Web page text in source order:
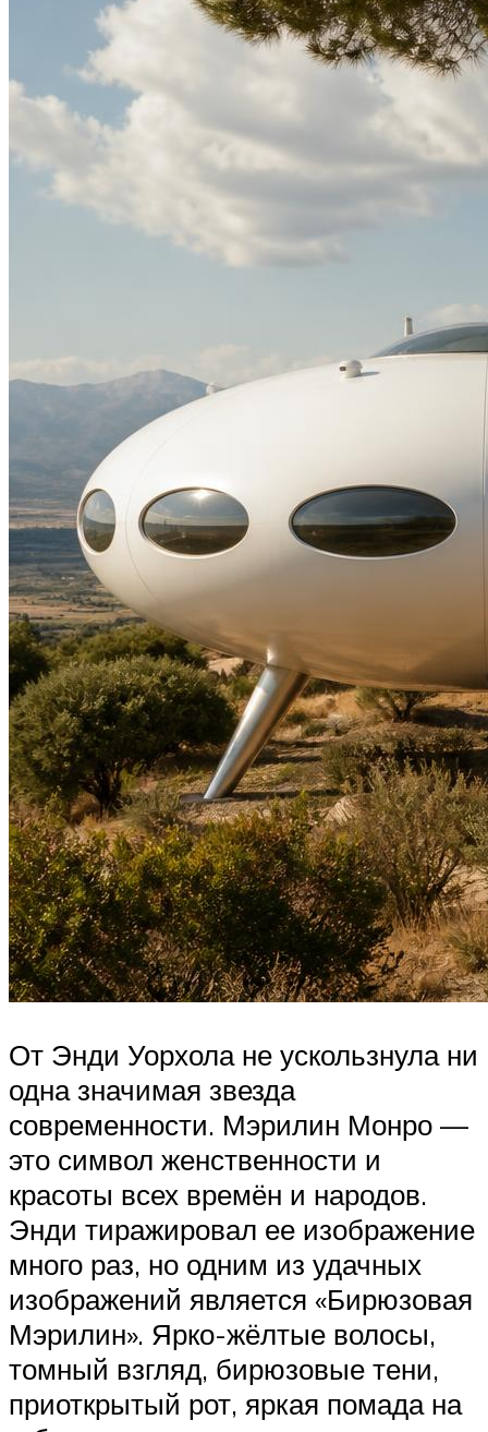
От Энди Уорхола не ускользнула ни
одна значимая звезда
современности. Мэрилин Монро —
это символ женственности и
красоты всех времён и народов.
Энди тиражировал ее изображение
много раз, но одним из удачных
изображений является «Бирюзовая
Мэрилин». Ярко-жёлтые волосы,
томный взгляд, бирюзовые тени,
приоткрытый рот, яркая помада на